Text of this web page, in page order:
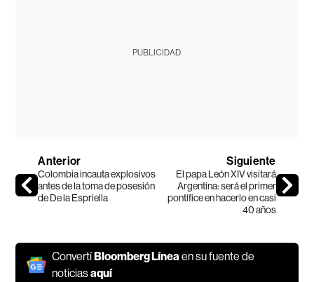
PUBLICIDAD
Anterior
Colombia incauta explosivos
antes de la toma de posesión
de De la Espriella
Siguiente
El papa León XIV visitará
Argentina: será el primer
pontífice en hacerlo en casi
40 años
ConvertíBloomberg Línea en su fuente de
noticiasaquí